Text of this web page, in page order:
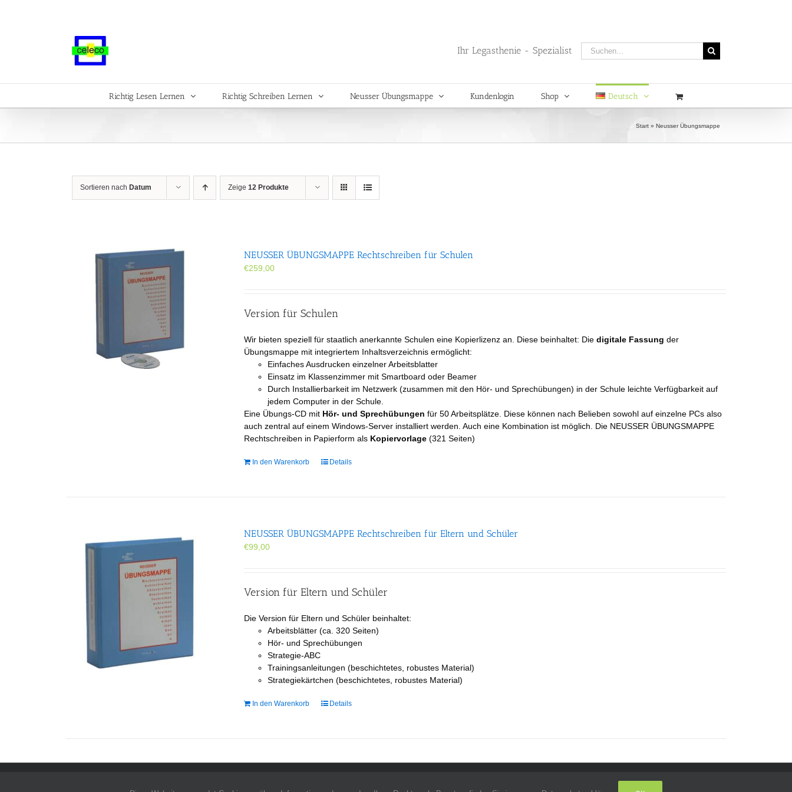
Ihr Legasthenie - Spezialist
Suche
nach:
Richtig Lesen Lernen Richtig Schreiben Lernen Neusser Übungsmappe Kundenlogin Shop Deutsch
Start » Neusser Übungsmappe
Sortieren nach Datum Zeige 12 Produkte
NEUSSER ÜBUNGS­MAPPE Rechtschreiben für Schulen
€259,00
Version für Schulen
Wir bieten speziell für staatlich anerkannte Schulen eine Kopierlizenz an. Diese beinhaltet: Diedigitale Fassung der
Übungsmappe mit integriertem Inhaltsverzeichnis ermöglicht:
Einfaches Ausdrucken einzelner Arbeitsblatter
Einsatz im Klassenzimmer mit Smartboard oder Beamer
Durch Installierbarkeit im Netzwerk (zusammen mit den Hör- und Sprechübungen) in der Schule leichte Verfügbarkeit auf
jedem Computer in der Schule.
Eine Übungs-CD mit Hör- und Sprechübungen für 50 Arbeitsplätze. Diese können nach Belieben sowohl auf einzelne PCs also
auch zentral auf einem Windows-Server installiert werden. Auch eine Kombination ist möglich. Die NEUSSER ÜBUNGSMAPPE
Rechtschreiben in Papierform als Kopiervorlage (321 Seiten)
In den Warenkorb Details
NEUSSER ÜBUNGS­MAPPE Rechtschreiben für Eltern und Schüler
€99,00
Version für Eltern und Schüler
Die Version für Eltern und Schüler beinhaltet:
Arbeitsblätter (ca. 320 Seiten)
Hör- und Sprechübungen
Strategie-ABC
Trainingsanleitungen (beschichtetes, robustes Material)
Strategiekärtchen (beschichtetes, robustes Material)
In den Warenkorb Details
Allgemeine Geschäftsbedingungen- Impressum- Datenschutz - Kontakt - Copyright celeco®